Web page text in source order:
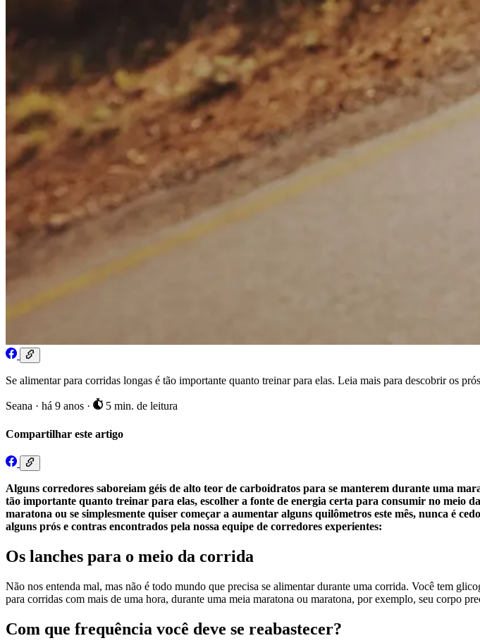
Se alimentar para corridas longas é tão importante quanto treinar para elas. Leia mais para descobrir os
Seana · há 9 anos · 5 min. de leitura
Compartilhar este artigo
Alguns corredores saboreiam géis de alto teor de carboidratos para se manterem durante uma
tão importante quanto treinar para elas, escolher a fonte de energia certa para consumir no meio
maratona ou se simplesmente quiser começar a aumentar alguns quilômetros este mês, nunca é
alguns prós e contras encontrados pela nossa equipe de corredores experientes:
Os lanches para o meio da corrida
Não nos entenda mal, mas não é todo mundo que precisa se alimentar durante uma corrida. Você tem
para corridas com mais de uma hora, durante uma meia maratona ou maratona, por exemplo, seu corpo
Com que frequência você deve se reabastecer?